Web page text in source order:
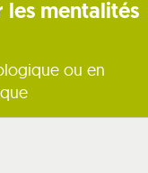
les mentalités
ou en